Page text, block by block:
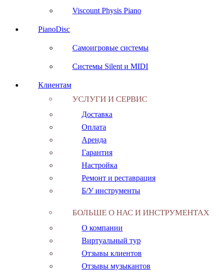
Viscount Physis Piano
PianoDisc
Самоигровые системы
Системы Silent и MIDI
Клиентам
УСЛУГИ И СЕРВИС
Доставка
Оплата
Аренда
Гарантия
Настройка
Ремонт и реставрация
Б/У инструменты
БОЛЬШЕ О НАС И ИНСТРУМЕНТАХ
О компании
Виртуальный тур
Отзывы клиентов
Отзывы музыкантов